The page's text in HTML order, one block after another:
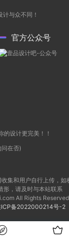
与众不同！
官方公众号
的设计更完美！！
在否)
集和用户自行上传，如
形，请及时与本站联系
All Rights Reserved
ICP备2022000214号-2